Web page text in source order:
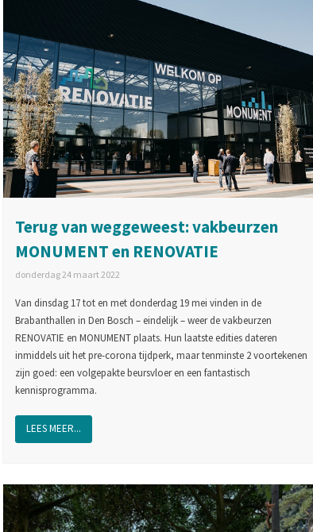
Terug van weggeweest: vakbeurzen
MONUMENT en RENOVATIE
donderdag 24 maart 2022
Van dinsdag 17 tot en met donderdag 19 mei vinden in de
Brabanthallen in Den Bosch – eindelijk – weer de vakbeurzen
RENOVATIE en MONUMENT plaats. Hun laatste edities dateren
inmiddels uit het pre-corona tijdperk, maar tenminste 2 voortekenen
zijn goed: een volgepakte beursvloer en een fantastisch
kennisprogramma.
LEES MEER...